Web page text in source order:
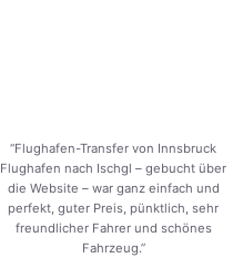
“Flughafen-Transfer von Innsbruck
Flughafen nach Ischgl – gebucht über
die Website – war ganz einfach und
perfekt, guter Preis, pünktlich, sehr
freundlicher Fahrer und schönes
Fahrzeug.”